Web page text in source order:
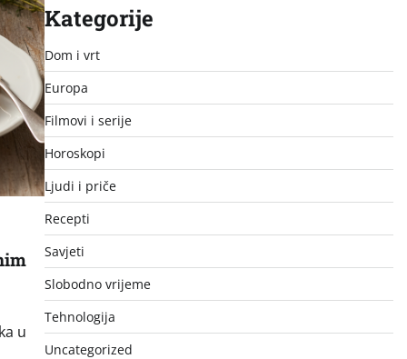
u
Kategorije
Dom i vrt
Europa
Filmovi i serije
Horoskopi
Ljudi i priče
Recepti
Savjeti
Slobodno vrijeme
Tehnologija
Uncategorized